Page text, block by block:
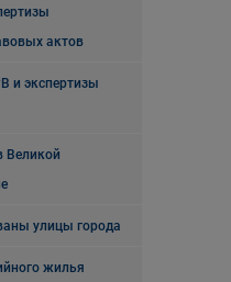
актов
и экспертизы
Великой
улицы города
жилья